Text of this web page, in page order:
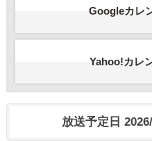
Googleカレ
Yahoo!カレ
放送予定日